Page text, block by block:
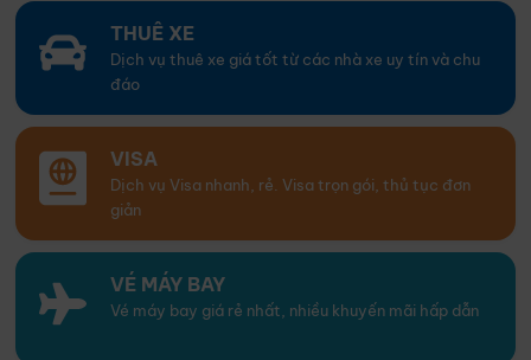
THUÊ XE
Dịch vụ thuê xe giá tốt từ các nhà xe uy tín và chu
đáo
VISA
Dịch vụ Visa nhanh, rẻ. Visa trọn gói, thủ tục đơn
giản
VÉ MÁY BAY
Vé máy bay giá rẻ nhất, nhiều khuyến mãi hấp dẫn